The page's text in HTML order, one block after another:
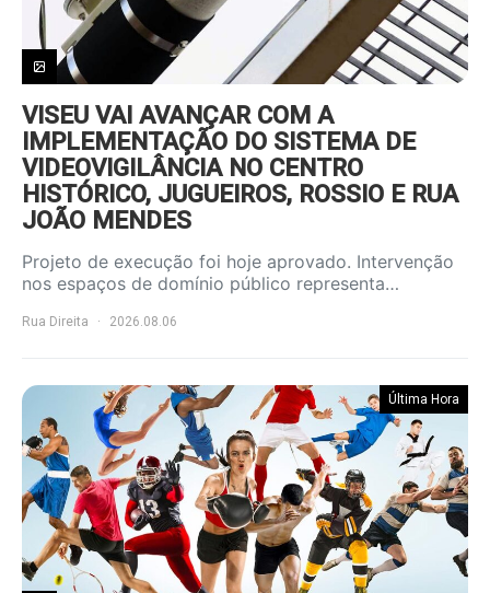
VISEU VAI AVANÇAR COM A
IMPLEMENTAÇÃO DO SISTEMA DE
VIDEOVIGILÂNCIA NO CENTRO
HISTÓRICO, JUGUEIROS, ROSSIO E RUA
JOÃO MENDES
Projeto de execução foi hoje aprovado. Intervenção
nos espaços de domínio público representa…
Rua Direita 2026.08.06
Última Hora